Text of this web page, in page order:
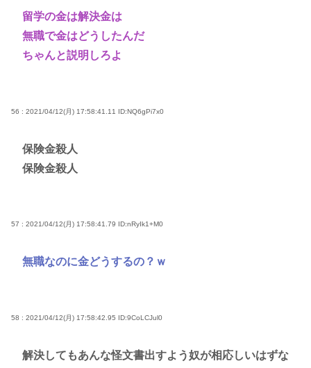
留学の金は解決金は
無職で金はどうしたんだ
ちゃんと説明しろよ
56 : 2021/04/12(月) 17:58:41.11 ID:NQ6gPi7x0
保険金殺人
保険金殺人
57 : 2021/04/12(月) 17:58:41.79 ID:nRyIk1+M0
無職なのに金どうするの？ｗ
58 : 2021/04/12(月) 17:58:42.95 ID:9CoLCJul0
解決してもあんな怪文書出すよう奴が相応しいはずな